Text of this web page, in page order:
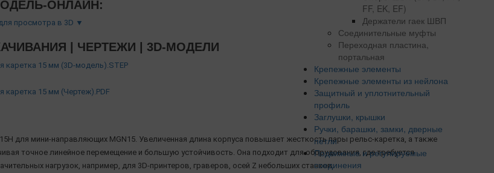
ОНЛАЙН:
просмотра в 3D ▼
| ЧЕРТЕЖИ | 3D-МОДЕЛИ
каретка 15 мм (3D-модель).STEP
каретка 15 мм (Чертеж).PDF
для мини‑направляющих MGN15. Увеличенная длина корпуса повышает жесткость пары рельс-каретка, а также
точное линейное перемещение и большую устойчивость. Она подходит для оборудования, где требуется
нагрузок, например, для 3D-принтеров, граверов, осей Z небольших станков.
FF, EK, EF)
Держатели гаек ШВП
Соединительные муфты
Переходная пластина,
портальная
Крепежные элементы
Крепежные элементы из нейлона
Защитный и уплотнительный
профиль
Заглушки, крышки
Ручки, барашки, замки, дверные
петли
Подвижные и регулируемые
соединения